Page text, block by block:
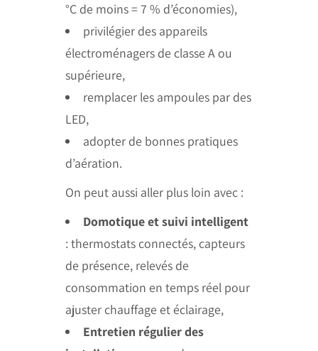
°C de moins = 7 % d’économies),
privilégier des appareils
électroménagers de classe A ou
supérieure,
remplacer les ampoules par des
LED,
adopter de bonnes pratiques
d’aération.
On peut aussi aller plus loin avec :
Domotique et suivi intelligent
: thermostats connectés, capteurs
de présence, relevés de
consommation en temps réel pour
ajuster chauffage et éclairage,
Entretien régulier des